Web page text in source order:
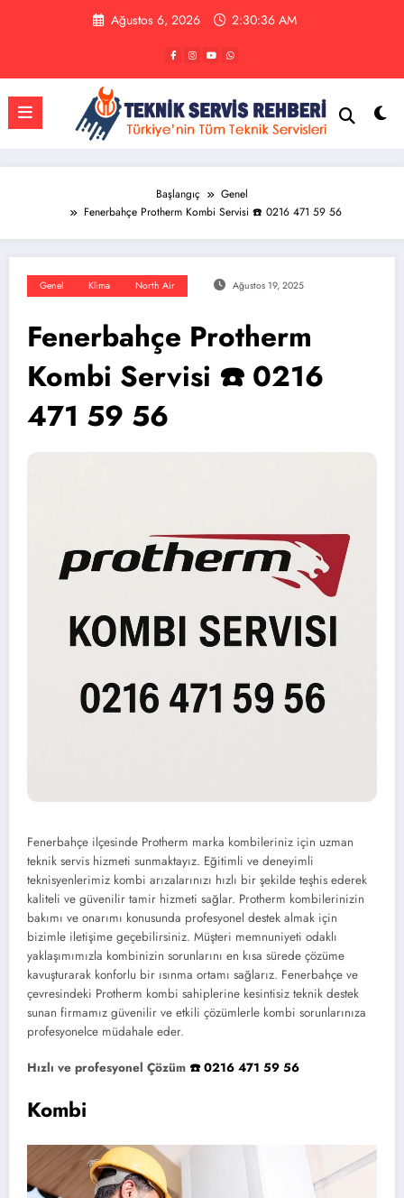
Ağustos 6, 2026 2:30:37 AM
Başlangıç
Genel
Fenerbahçe Protherm Kombi Servisi ☎️ 0216 471 59 56
Genel Klima North Air Ağustos 19, 2025
Fenerbahçe Protherm
Kombi Servisi ☎️ 0216
471 59 56
Fenerbahçe ilçesinde Protherm marka kombileriniz için uzman
teknik servis hizmeti sunmaktayız. Eğitimli ve deneyimli
teknisyenlerimiz kombi arızalarınızı hızlı bir şekilde teşhis ederek
kaliteli ve güvenilir tamir hizmeti sağlar. Protherm kombilerinizin
bakımı ve onarımı konusunda profesyonel destek almak için
bizimle iletişime geçebilirsiniz. Müşteri memnuniyeti odaklı
yaklaşımımızla kombinizin sorunlarını en kısa sürede çözüme
kavuşturarak konforlu bir ısınma ortamı sağlarız. Fenerbahçe ve
çevresindeki Protherm kombi sahiplerine kesintisiz teknik destek
sunan firmamız güvenilir ve etkili çözümlerle kombi sorunlarınıza
profesyonelce müdahale eder.
Hızlı ve profesyonel Çözüm ☎️ 0216 471 59 56
Kombi